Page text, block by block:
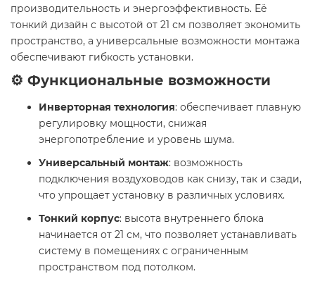
производительность и энергоэффективность. Её
тонкий дизайн с высотой от 21 см позволяет экономить
пространство, а универсальные возможности монтажа
обеспечивают гибкость установки.
⚙️ Функциональные возможности
Инверторная технология: обеспечивает плавную
регулировку мощности, снижая
энергопотребление и уровень шума.
Универсальный монтаж: возможность
подключения воздуховодов как снизу, так и сзади,
что упрощает установку в различных условиях.
Тонкий корпус: высота внутреннего блока
начинается от 21 см, что позволяет устанавливать
систему в помещениях с ограниченным
пространством под потолком.